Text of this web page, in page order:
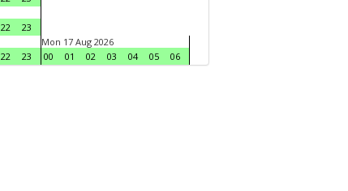
22
23
22 23
Mon 17 Aug 2026
00
01 02 03 04 05 06